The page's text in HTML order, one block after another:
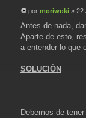
e
n
s
e
por moriwoki » 22
Antes de nada,
Aparte de esto,
a entender lo que
SOLUCIÓN
Debemos de